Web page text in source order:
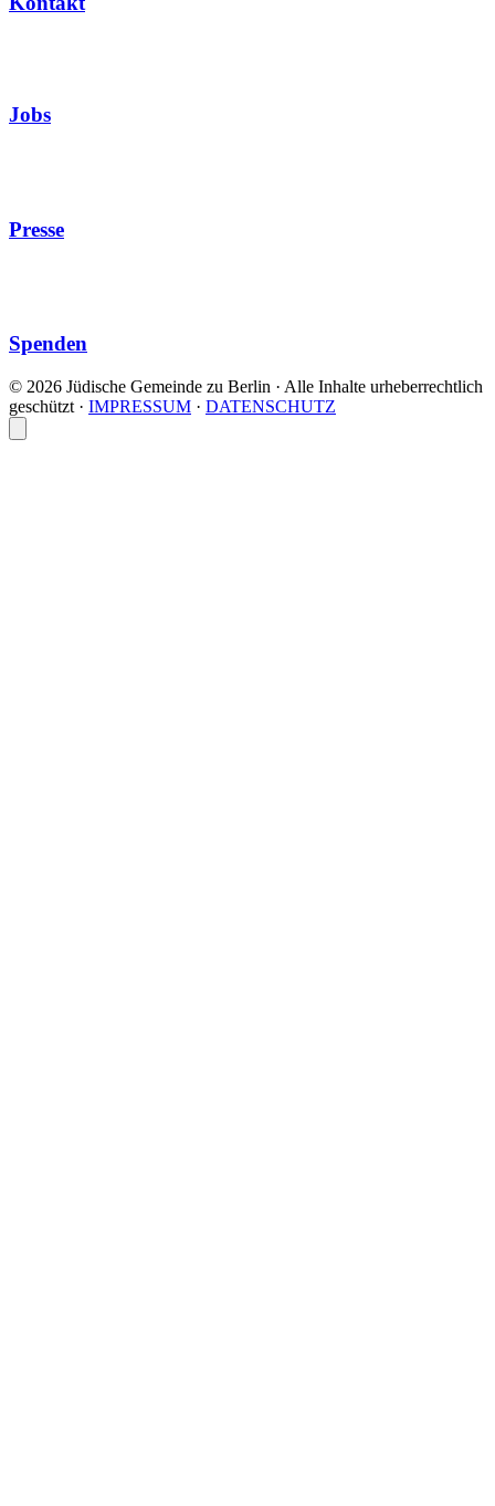
Jobs
Presse
Spenden
© 2026 Jüdische Gemeinde zu Berlin · Alle Inhalte urheberrechtlich
geschützt · IMPRESSUM · DATENSCHUTZ